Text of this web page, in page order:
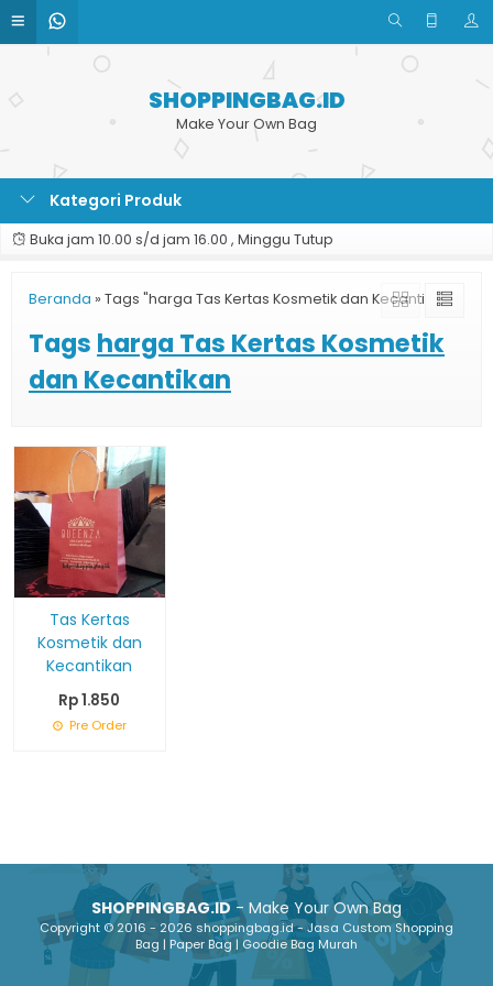
SHOPPINGBAG.ID
Make Your Own Bag
Kategori Produk
Buka jam 10.00 s/d jam 16.00 , Minggu Tutup
Beranda » Tags "harga Tas Kertas Kosmetik dan Kecantikan"
Tags harga Tas Kertas Kosmetik
dan Kecantikan
Tas Kertas
Kosmetik dan
Kecantikan
Rp 1.850
Pre Order
SHOPPINGBAG.ID- Make Your Own Bag
Copyright © 2016 - 2026 shoppingbag.id - Jasa Custom Shopping
Bag | Paper Bag | Goodie Bag Murah